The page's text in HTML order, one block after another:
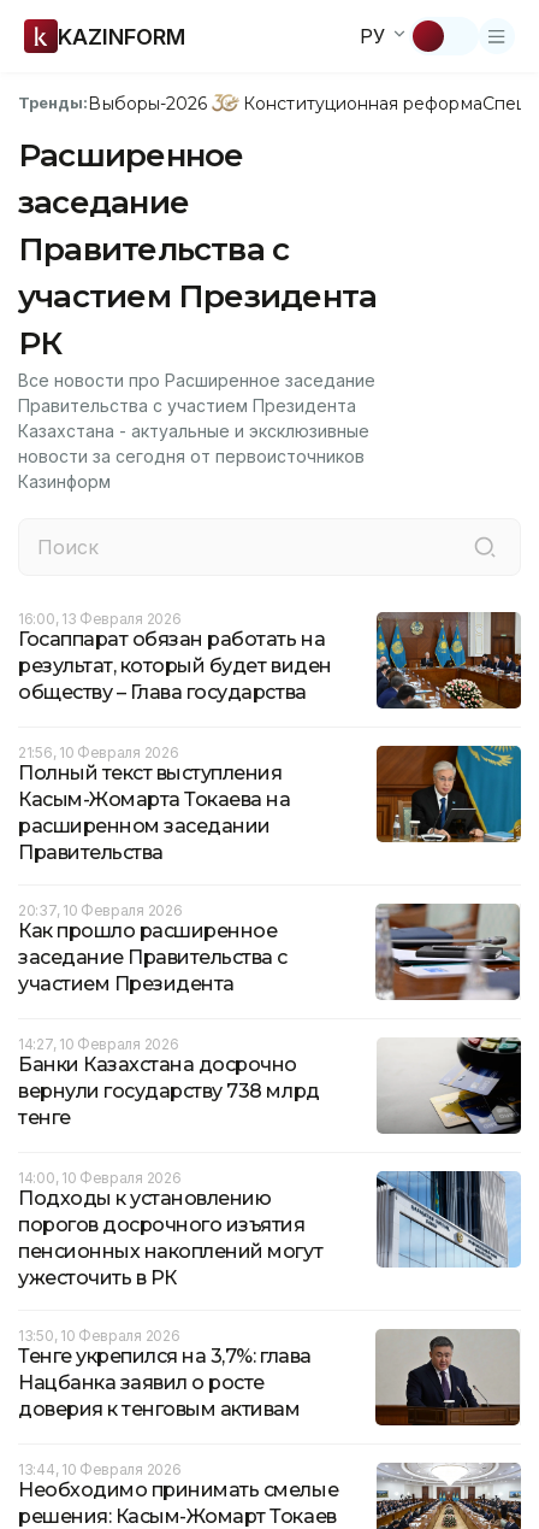
KAZINFORM РУ
Тренды:Выборы-2026 Конституционная реформа
Расширенное
заседание
Правительства с
участием Президента
РК
Все новости про Расширенное заседание
Правительства с участием Президента
Казахстана - актуальные и эксклюзивные
новости за сегодня от первоисточников
Казинформ
16:00, 13 Февраля 2026
Госаппарат обязан работать на
результат, который будет виден
обществу – Глава государства
21:56, 10 Февраля 2026
Полный текст выступления
Касым-Жомарта Токаева на
расширенном заседании
Правительства
20:37, 10 Февраля 2026
Как прошло расширенное
заседание Правительства с
участием Президента
14:27, 10 Февраля 2026
Банки Казахстана досрочно
вернули государству 738 млрд
тенге
14:00, 10 Февраля 2026
Подходы к установлению
порогов досрочного изъятия
пенсионных накоплений могут
ужесточить в РК
13:50, 10 Февраля 2026
Тенге укрепился на 3,7%: глава
Нацбанка заявил о росте
доверия к тенговым активам
13:44, 10 Февраля 2026
Необходимо принимать смелые
решения: Касым-Жомарт Токаев